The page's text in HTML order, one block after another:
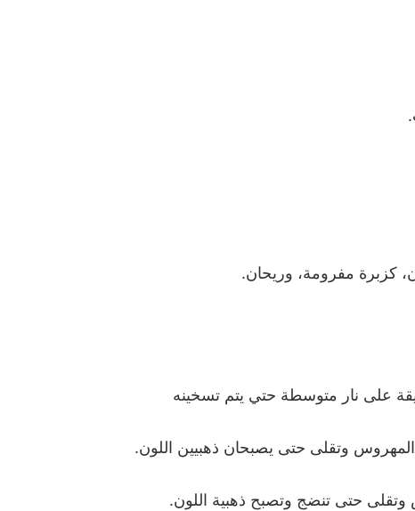
على نار متوسطة حتي يتم تسخينه
المهروس وتقلى حتى يصبحان ذهبيين اللون.
حتى تنضج وتصبح ذهبية اللون.